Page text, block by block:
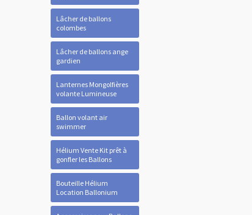
Lâcher de ballons
colombes
Lâcher de ballons ange
gardien
Lanternes Mongolfières
volante Lumineuse
Ballon volant air
swimmer
Hélium Vente Kit prêt à
gonfler les Ballons
Bouteille Hélium
Location Ballonium